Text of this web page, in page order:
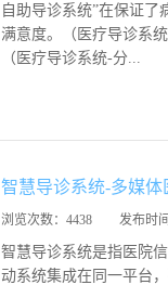
自助导诊系统”在保证
满意度。（医疗导诊系
（医疗导诊系统-分...
智慧导诊系统-多媒
浏览次数： 4438 发布时间
智慧导诊系统是指医院
动系统集成在同一平台